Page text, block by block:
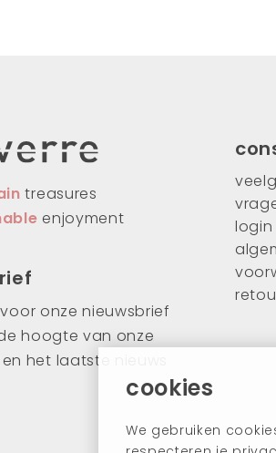
cookies
We gebruiken
treasures
enjoyment
onze nieuwsbrief
hoogte van onze
het laatste nieuws
login